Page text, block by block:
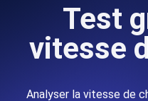
Test
vitesse
Analyser la vitesse de